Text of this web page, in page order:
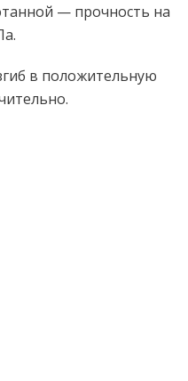
— прочность на
в положительную